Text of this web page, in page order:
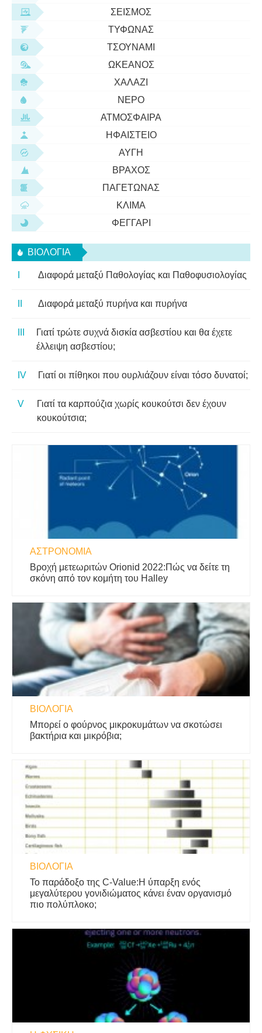
ΣΕΙΣΜΌΣ
ΤΥΦΏΝΑΣ
ΤΣΟΥΝΆΜΙ
ΩΚΕΑΝΌΣ
ΧΑΛΆΖΙ
ΝΕΡΌ
ΑΤΜΌΣΦΑΙΡΑ
ΗΦΑΊΣΤΕΙΟ
ΑΥΓΉ
ΒΡΆΧΟΣ
ΠΑΓΕΤΏΝΑΣ
ΚΛΊΜΑ
ΦΕΓΓΆΡΙ
ΒΙΟΛΟΓΊΑ
Διαφορά μεταξύ Παθολογίας και Παθοφυσιολογίας
Διαφορά μεταξύ πυρήνα και πυρήνα
Γιατί τρώτε συχνά δισκία ασβεστίου και θα έχετε
έλλειψη ασβεστίου;
Γιατί οι πίθηκοι που ουρλιάζουν είναι τόσο δυνατοί;
Γιατί τα καρπούζια χωρίς κουκούτσι δεν έχουν
κουκούτσια;
ΑΣΤΡΟΝΟΜΊΑ
Βροχή μετεωριτών Orionid 2022:Πώς να δείτε τη
σκόνη από τον κομήτη του Halley
ΒΙΟΛΟΓΊΑ
Μπορεί ο φούρνος μικροκυμάτων να σκοτώσει
βακτήρια και μικρόβια;
ΒΙΟΛΟΓΊΑ
Το παράδοξο της C-Value:Η ύπαρξη ενός
μεγαλύτερου γονιδιώματος κάνει έναν οργανισμό
πιο πολύπλοκο;